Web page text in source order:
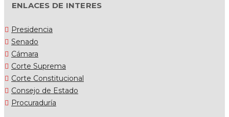
ENLACES DE INTERES
Presidencia
Senado
Cámara
Corte Suprema
Corte Constitucional
Consejo de Estado
Procuraduría